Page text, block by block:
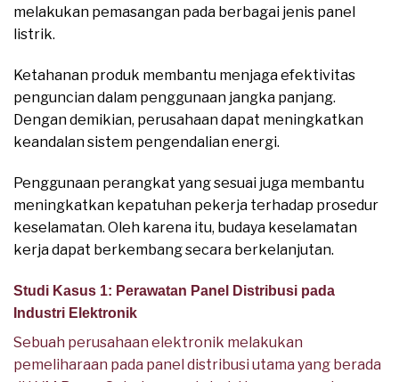
melakukan pemasangan pada berbagai jenis panel
listrik.
Ketahanan produk membantu menjaga efektivitas
penguncian dalam penggunaan jangka panjang.
Dengan demikian, perusahaan dapat meningkatkan
keandalan sistem pengendalian energi.
Penggunaan perangkat yang sesuai juga membantu
meningkatkan kepatuhan pekerja terhadap prosedur
keselamatan. Oleh karena itu, budaya keselamatan
kerja dapat berkembang secara berkelanjutan.
Studi Kasus 1: Perawatan Panel Distribusi pada
Industri Elektronik
Sebuah perusahaan elektronik melakukan
pemeliharaan pada panel distribusi utama yang berada